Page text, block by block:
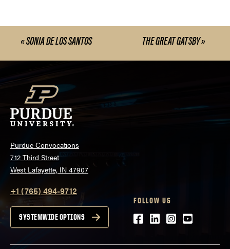
Event
«SONIA DE LOS SANTOS THE GREAT GATSBY»
Purdue Convocations
712 Third Street
West Lafayette, IN 47907
+1 (765) 494-9712
SYSTEMWIDE OPTIONS
FOLLOW US
Facebook
LinkedIn
Instagram
Youtube